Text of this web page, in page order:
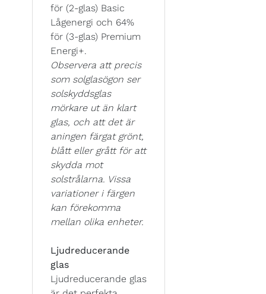
för (2-glas) Basic
Lågenergi och 64%
för (3-glas) Premium
Energi+.
Observera att precis
som solglasögon ser
solskyddsglas
mörkare ut än klart
glas, och att det är
aningen färgat grönt,
blått eller grått för att
skydda mot
solstrålarna. Vissa
variationer i färgen
kan förekomma
mellan olika enheter.
Ljudreducerande
glas
Ljudreducerande glas